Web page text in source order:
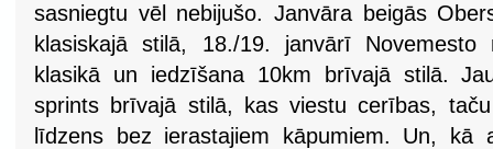
sasniegtu vēl nebijušo. Janvāra beigās
klasiskajā stilā, 18./19. janvārī
klasikā un iedzīšana 10km brīvajā stilā.
sprints brīvajā stilā, kas viestu cerības,
līdzens bez ierastajiem kāpumiem. Un,